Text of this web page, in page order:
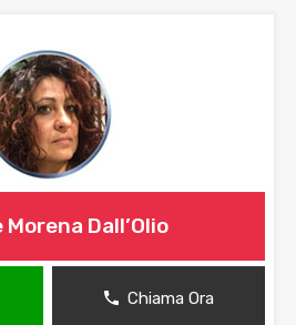
Dall’Olio
Chiama Ora